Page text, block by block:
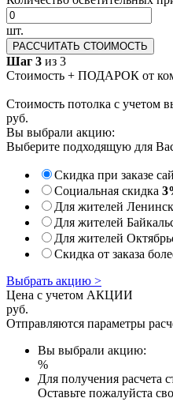
шт.
РАССЧИТАТЬ СТОИМОСТЬ
Шаг 3 из 3
Стоимость + ПОДАРОК от
Стоимость потолка с учетом
руб.
Вы выбрали акцию:
Выберите подходящую для
Скидка при заказе
Социальная скидка
Для жителей
Для жителей
Для жителей
Скидка от заказа
Выбрать акцию >
Цена с учетом АКЦИИ
руб.
Отправляются параметры
Вы выбрали акцию:
%
Для получения расчета
Оставьте пожалуйста